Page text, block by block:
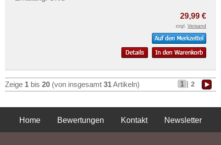
29,99 €
zzgl. Versand
Zeige 1 bis 20 (von insgesamt 31Artikeln) 1 | 2
Home Bewertungen Kontakt
Newsletter